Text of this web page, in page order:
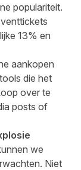
populariteit.
13% en
aankopen
die het
over te
posts of
we
Niet